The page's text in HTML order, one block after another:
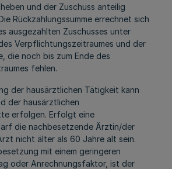
und der Zuschuss anteilig
Rückzahlungssumme errechnet sich
ausgezahlten Zuschusses unter
Verpflichtungszeitraumes und der
die noch bis zum Ende des
fehlen.
der hausärztlichen Tätigkeit kann
der hausärztlichen
erfolgen. Erfolgt eine
die nachbesetzende Ärztin/der
nicht älter als 60 Jahre alt sein.
mit einem geringeren
oder Anrechnungsfaktor, ist der